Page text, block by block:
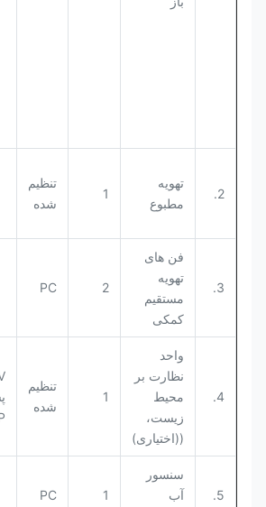
2.
تهویه
مطبوع
1
تنظیم
شده
3.
فن های
تهویه
مستقیم
کمکی
2
PC
4.
واحد
نظارت بر
محیط
زیست،
((اختیاری)
1
تنظیم
شده
5.
سنسور
آب
1
PC